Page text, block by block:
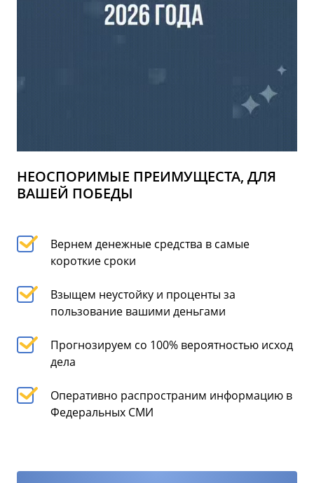
НЕОСПОРИМЫЕ ПРЕИМУЩЕСТА, ДЛЯ
ВАШЕЙ ПОБЕДЫ
Вернем денежные средства в самые
короткие сроки
Взыщем неустойку и проценты за
пользование вашими деньгами
Прогнозируем со 100% вероятностью исход
дела
Оперативно распространим информацию в
Федеральных СМИ